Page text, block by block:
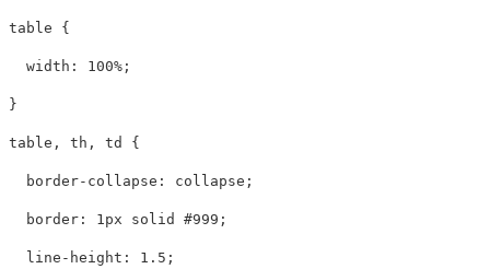
table {
width : 100% ;
}
table , th , td {
border-collapse : collapse ;
border : 1px solid #999 ;
line-height : 1.5 ;